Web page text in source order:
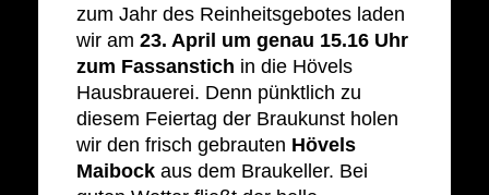
zum Jahr des Reinheitsgebotes laden
wir am 23. April um genau 15.16 Uhr
zum Fassanstich in die Hövels
Hausbrauerei. Denn pünktlich zu
diesem Feiertag der Braukunst holen
wir den frisch gebrauten Hövels
Maibock aus dem Braukeller. Bei